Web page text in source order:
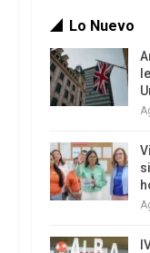
Lo Nuevo